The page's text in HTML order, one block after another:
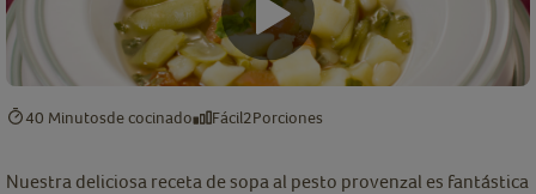
40 Minutosde cocinado Fácil2Porciones
Nuestra deliciosa receta de sopa al pesto provenzal es fantástica